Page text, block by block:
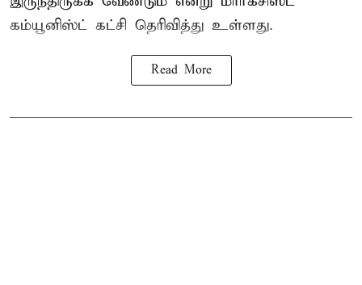
கம்யூனிஸ்ட் கட்சி தெரிவித்து உள்ளது.
Read More